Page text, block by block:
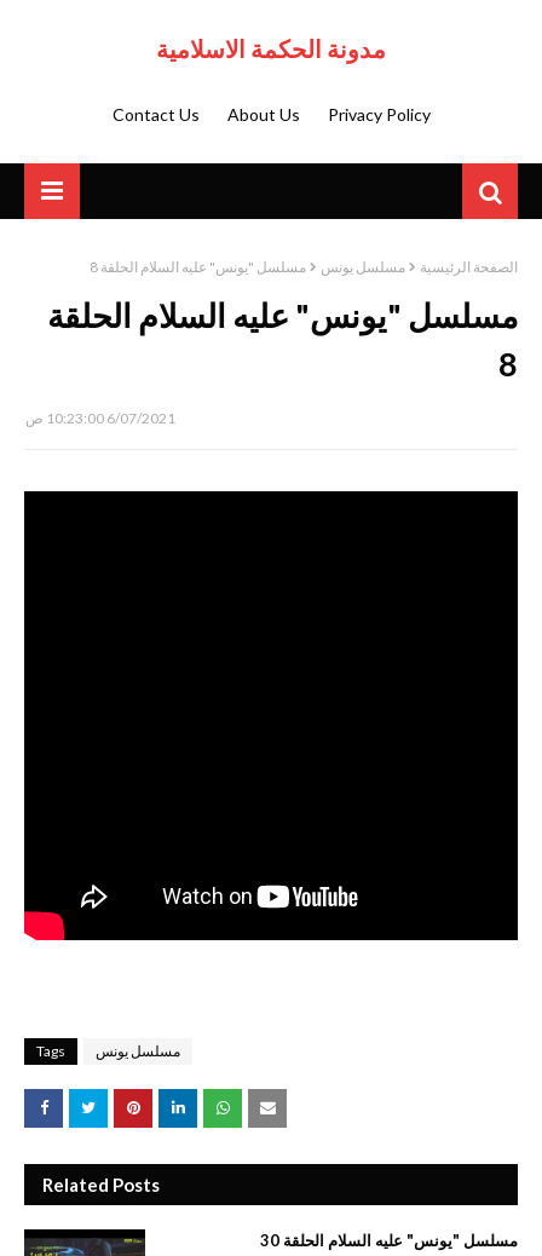
مدونة الحكمة الاسلامية
Privacy Policy
About Us
Contact Us
الصفحة الرئيسية مسلسل يونس مسلسل "يونس" عليه السلام الحلقة 8
مسلسل "يونس" عليه السلام الحلقة
8
6/07/2021 10:23:00 ص
Tags مسلسل يونس
Related Posts
مسلسل "يونس" عليه السلام الحلقة 30